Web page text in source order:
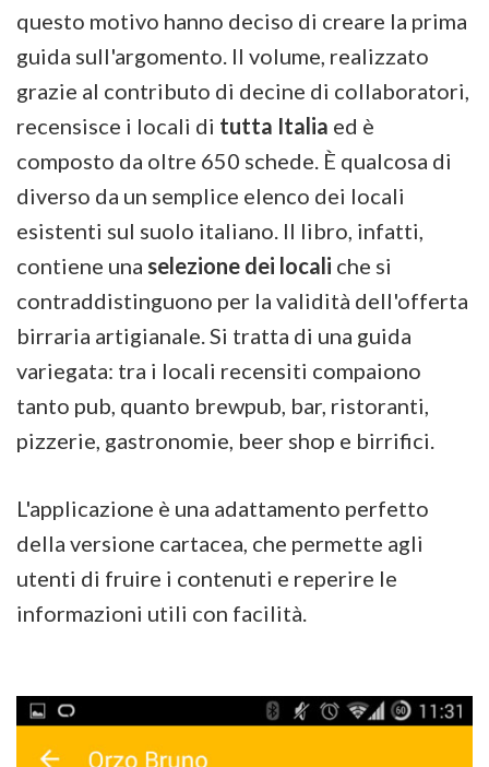
questo motivo hanno deciso di creare la prima
guida sull'argomento. Il volume, realizzato
grazie al contributo di decine di collaboratori,
recensisce i locali di tutta Italia ed è
composto da oltre 650 schede. È qualcosa di
diverso da un semplice elenco dei locali
esistenti sul suolo italiano. Il libro, infatti,
contiene una selezione dei locali che si
contraddistinguono per la validità dell'offerta
birraria artigianale. Si tratta di una guida
variegata: tra i locali recensiti compaiono
tanto pub, quanto brewpub, bar, ristoranti,
pizzerie, gastronomie, beer shop e birrifici.
L'applicazione è una adattamento perfetto
della versione cartacea, che permette agli
utenti di fruire i contenuti e reperire le
informazioni utili con facilità.